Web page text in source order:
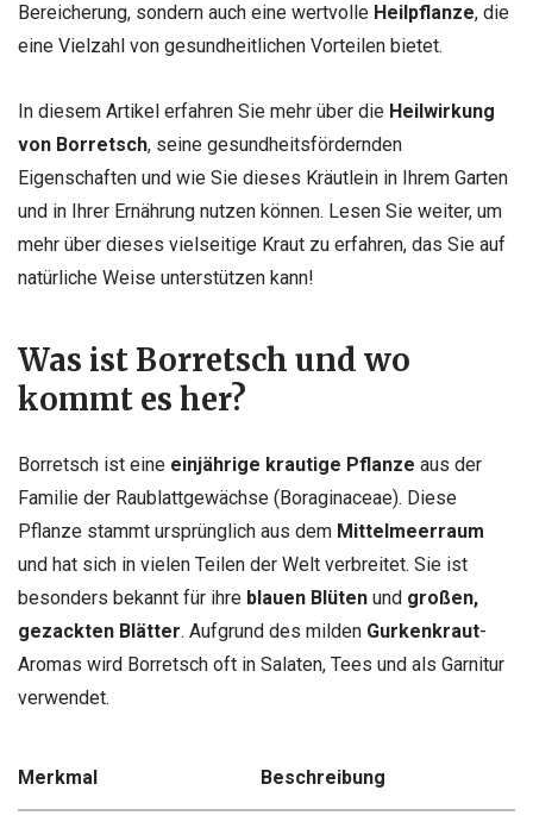
Bereicherung, sondern auch eine wertvolle Heilpflanze, die
eine Vielzahl von gesundheitlichen Vorteilen bietet.
In diesem Artikel erfahren Sie mehr über die Heilwirkung
von Borretsch, seine gesundheitsfördernden
Eigenschaften und wie Sie dieses Kräutlein in Ihrem Garten
und in Ihrer Ernährung nutzen können. Lesen Sie weiter, um
mehr über dieses vielseitige Kraut zu erfahren, das Sie auf
natürliche Weise unterstützen kann!
Was ist Borretsch und wo
kommt es her?
Borretsch ist eine einjährige krautige Pflanze aus der
Familie der Raublattgewächse (Boraginaceae). Diese
Pflanze stammt ursprünglich aus dem Mittelmeerraum
und hat sich in vielen Teilen der Welt verbreitet. Sie ist
besonders bekannt für ihre blauen Blüten und großen,
gezackten Blätter. Aufgrund des milden Gurkenkraut-
Aromas wird Borretsch oft in Salaten, Tees und als Garnitur
verwendet.
Merkmal Beschreibung